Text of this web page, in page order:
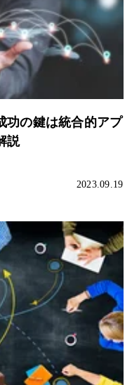
功の鍵は統合的アプ
説
2023.09.19